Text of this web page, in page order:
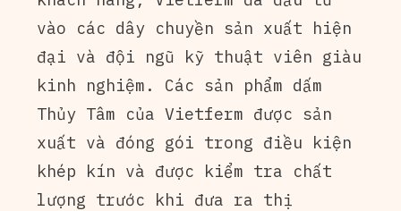
vào các dây chuyền sản xuất hiện
đại và đội ngũ kỹ thuật viên giàu
kinh nghiệm. Các sản phẩm dấm
Thủy Tâm của Vietferm được sản
xuất và đóng gói trong điều kiện
khép kín và được kiểm tra chất
lượng trước khi đưa ra thị